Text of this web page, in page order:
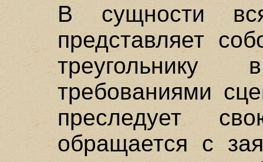
В сущности
представляет
требованиями
преследует
обращается с